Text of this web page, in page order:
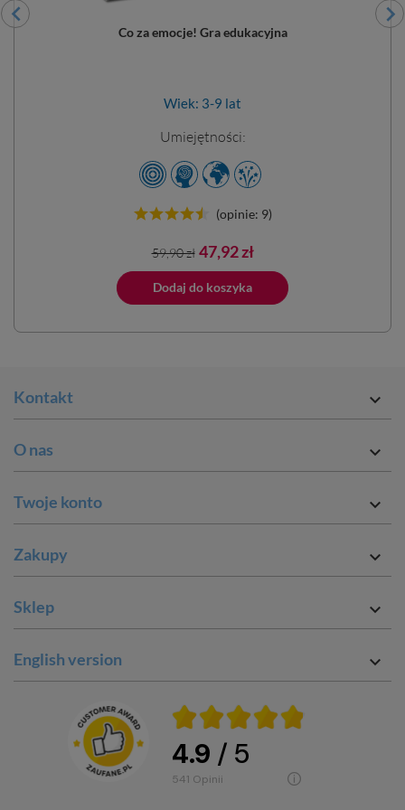
Co za emocje! Gra edukacyjna
Wiek: 3-9 lat
Umiejętności:
(opinie: 9)
Cena
podstawowa
59,90 zł Cena
47,92 zł
Dodaj do koszyka
Kontakt 
O nas 
Twoje konto 
Zakupy 
Sklep 
English version 
4.9 / 5
541 opinii